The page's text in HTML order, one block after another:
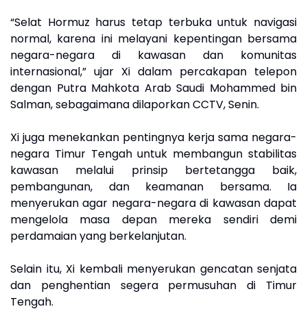
“Selat Hormuz harus tetap terbuka untuk navigasi
normal, karena ini melayani kepentingan bersama
negara-negara di kawasan dan komunitas
internasional,” ujar Xi dalam percakapan telepon
dengan Putra Mahkota Arab Saudi Mohammed bin
Salman, sebagaimana dilaporkan CCTV, Senin.
Xi juga menekankan pentingnya kerja sama negara-
negara Timur Tengah untuk membangun stabilitas
kawasan melalui prinsip bertetangga baik,
pembangunan, dan keamanan bersama. Ia
menyerukan agar negara-negara di kawasan dapat
mengelola masa depan mereka sendiri demi
perdamaian yang berkelanjutan.
Selain itu, Xi kembali menyerukan gencatan senjata
dan penghentian segera permusuhan di Timur
Tengah.